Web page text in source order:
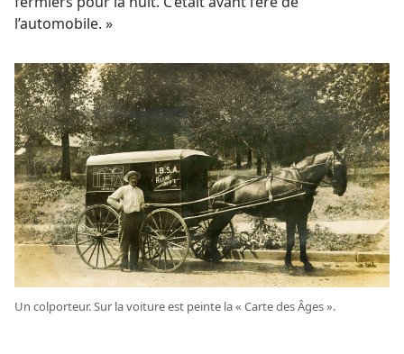
l’automobile. »
Un colporteur. Sur la voiture est peinte la « Carte des Âges ».